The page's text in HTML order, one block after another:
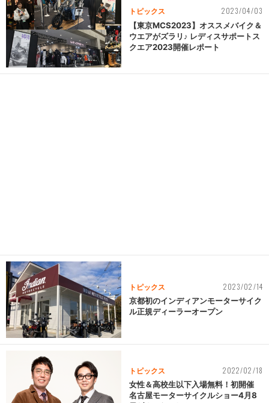
トピックス 2023/04/03
【東京MCS2023】オススメバイク＆
ウエアがズラリ♪ レディスサポートス
クエア2023開催レポート
トピックス 2023/02/14
京都初のインディアンモーターサイク
ル正規ディーラーオープン
トピックス 2022/02/18
女性＆高校生以下入場無料！初開催
名古屋モーターサイクルショー4月8